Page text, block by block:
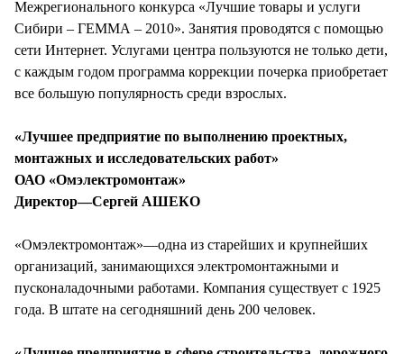
Межрегионального конкурса «Лучшие товары и услуги
Сибири – ГЕММА – 2010». Занятия проводятся с помощью
сети Интернет. Услугами центра пользуются не только дети,
с каждым годом программа коррекции почерка приобретает
все большую популярность среди взрослых.
«Лучшее предприятие по выполнению проектных,
монтажных и исследовательских работ»
ОАО «Омэлектромонтаж»
Директор—Сергей АШЕКО
«Омэлектромонтаж»—одна из старейших и крупнейших
организаций, занимающихся электромонтажными и
пусконаладочными работами. Компания существует с 1925
года. В штате на сегодняшний день 200 человек.